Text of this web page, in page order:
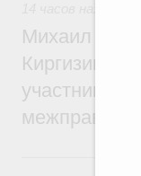
Михаил
Киргизии
участников